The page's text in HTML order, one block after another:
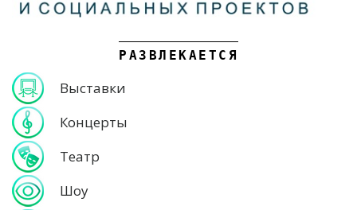
РАЗВЛЕКАЕТСЯ
Выставки
Концерты
Театр
Шоу